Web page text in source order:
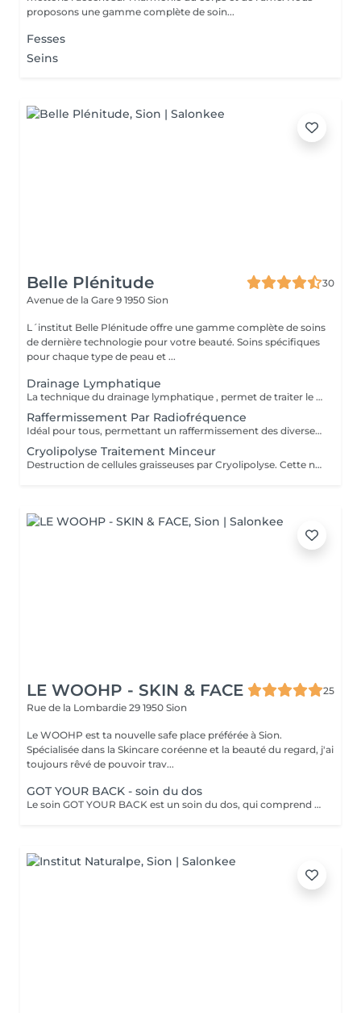
proposons une gamme complète de soin...
Fesses
Seins
Belle Plénitude
30
Avenue de la Gare 9 1950 Sion
L´institut Belle Plénitude offre une gamme complète de soins
de dernière technologie pour votre beauté. Soins spécifiques
pour chaque type de peau et ...
Drainage Lymphatique
La technique du drainage lymphatique , permet de traiter le système circulatoire, renforcer le système immunitaire, travail la rétention d´eau, soulage les jambes lourdes, améliore la qualité de la peau, aide à réduire la cellulite, améliore la qualité de sommeil. Dés les premières séances affine le corps .
Raffermissement Par Radiofréquence
Idéal pour tous, permettant un raffermissement des diverses parties du corps montrant des signes de relâchement et/ou vergetures. Que se soit le ventre, les cuisses, la banane sou-fessière, la face interne des genoux ou l'intérieur du bras, ce soin par radiofréquence stimulera la contraction et resserrement des fibres d'élastine et de collagène existantes ainsi que la production de nouvelles.
Cryolipolyse Traitement Minceur
Destruction de cellules graisseuses par Cryolipolyse. Cette nouvelle technologie permet de manière non-invasive et indolore d'éliminer par le froid les tissus graisseux avec lesquels elle entre en contact. Les zones cibles sont généralement sont: Bras, abdomen, hanches, flancs, face interne des genoux, intérieure des cuisses. Cet procédure est également idéale pour traiter le relâchement cutané
LE WOOHP - SKIN & FACE
25
Rue de la Lombardie 29 1950 Sion
Le WOOHP est ta nouvelle safe place préférée à Sion.
Spécialisée dans la Skincare coréenne et la beauté du regard, j'ai
toujours rêvé de pouvoir trav...
GOT YOUR BACK - soin du dos
Le soin GOT YOUR BACK est un soin du dos, qui comprend un nettoyage complet et une purifications des imperfections de la nuque au fond du dos. Ce soin permettra de venir à bout de l'acné ou de certaines marques dans le dos qui peuvent parfois être causés par les peaux mortes. Un massage crânien et des épaules et fait durant la pause d'un masque pour un moment de détente inégalable.